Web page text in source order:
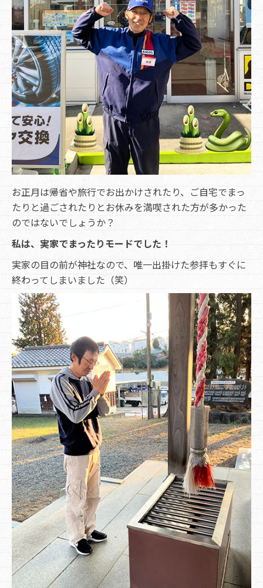
お正月は帰省や旅行でお出かけされたり、ご自宅でまっ
たりと過ごされたりとお休みを満喫された方が多かった
のではないでしょうか？
私は、実家でまったりモードでした！
実家の目の前が神社なので、唯一出掛けた参拝もすぐに
終わってしまいました（笑）